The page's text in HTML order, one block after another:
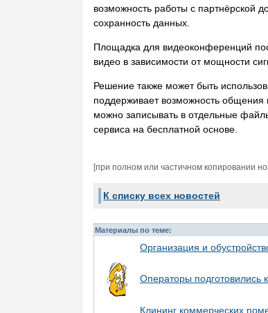
возможность работы с партнёрской
сохранность данных.
Площадка для видеоконференций
видео в зависимости от мощности
Решение также может быть
поддерживает возможность
можно записывать в отдельные
сервиса на бесплатной основе.
[при полном или частичном копировании
К списку всех новостей
Материалы по теме:
Организация и
Операторы подготовились
Клининг коммерческих